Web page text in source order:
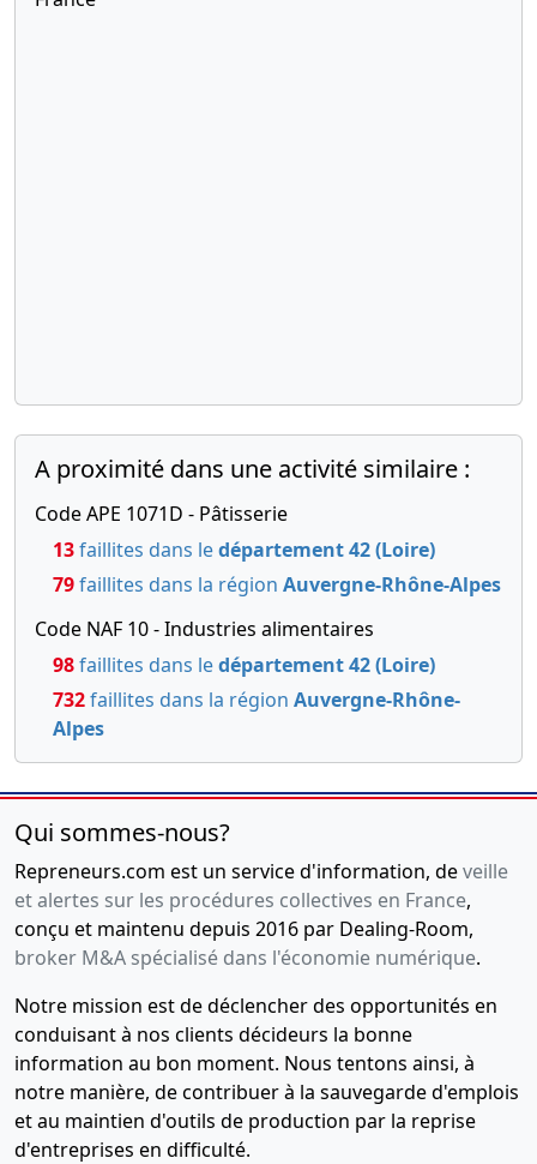
A proximité dans une activité similaire :
Code APE 1071D - Pâtisserie
13faillites dans ledépartement 42 (Loire)
79faillites dans la région Auvergne-Rhône-Alpes
Code NAF 10 - Industries alimentaires
98faillites dans ledépartement 42 (Loire)
732faillites dans la région Auvergne-Rhône-
Alpes
Qui sommes-nous?
Repreneurs.com est un service d'information, deveille
et alertes sur les procédures collectives en France,
conçu et maintenu depuis 2016 par Dealing-Room,
broker M&A spécialisé dans l'économie numérique.
Notre mission est de déclencher des opportunités en
conduisant à nos clients décideurs la bonne
information au bon moment. Nous tentons ainsi, à
notre manière, de contribuer à la sauvegarde d'emplois
et au maintien d'outils de production par la reprise
d'entreprises en difficulté.